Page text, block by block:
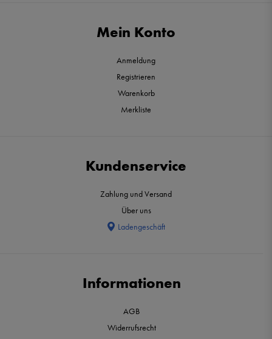
Mein Konto
Anmeldung
Registrieren
Warenkorb
Merkliste
Kundenservice
Zahlung und Versand
Über uns
Ladengeschäft
Informationen
AGB
Widerrufsrecht